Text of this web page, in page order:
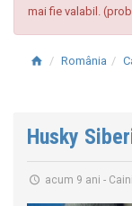
mai fie valabil.
România
Husky
acum 9 ani - Caini